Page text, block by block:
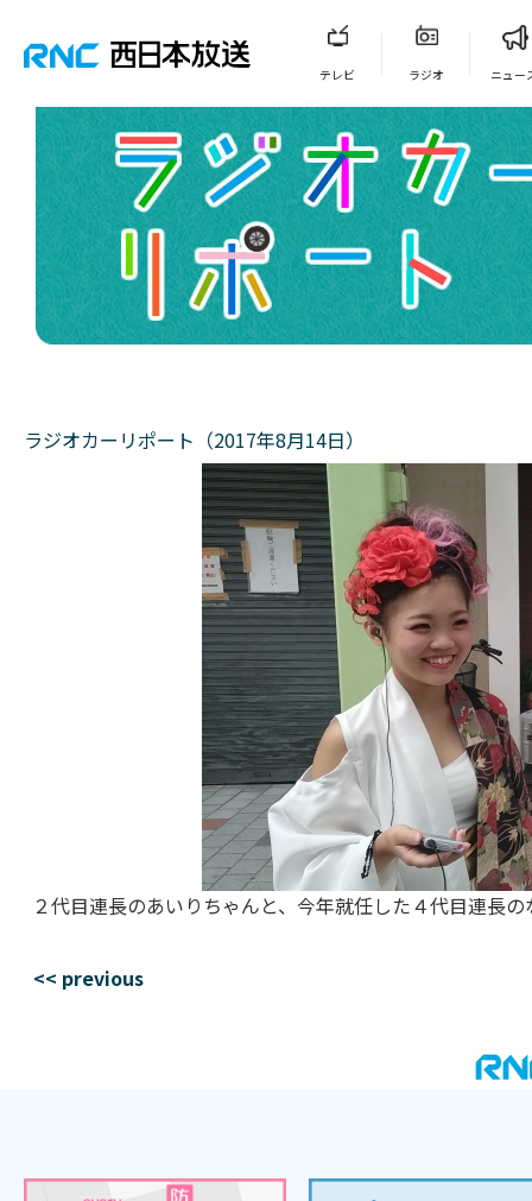
テレビ ラジオ ニュー
ラジオカーリポート（2017年8月14日）
２代目連長のあいりちゃんと、今年就任した４代目連長
<< previous